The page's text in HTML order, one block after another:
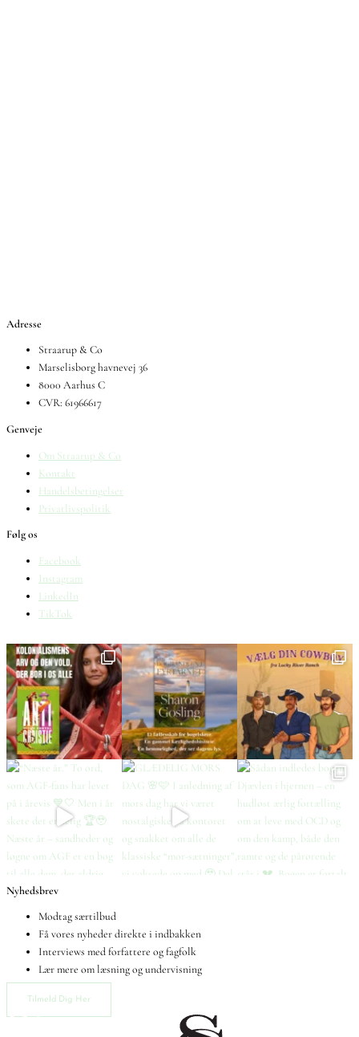
Adresse
Straarup & Co
Marselisborg havnevej 36
8000 Aarhus C
CVR: 61966617
Genveje
Om Straarup & Co
Kontakt
Handelsbetingelser
Privatlivspolitik
Følg os
Facebook
Instagram
LinkedIn
TikTok
Nyhedsbrev
Modtag særtilbud
Få vores nyheder direkte i indbakken
Interviews med forfattere og fagfolk
Lær mere om læsning og undervisning
Tilmeld Dig Her